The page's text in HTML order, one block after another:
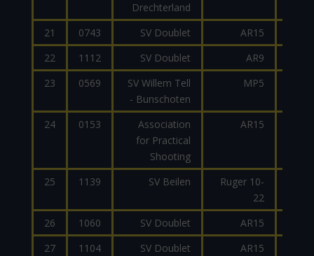
Drechterland
21 0743 SV Doublet AR15
22
1112 SV Doublet AR9
23
0569
SV Willem Tell
- Bunschoten
MP5
24 0153
Association
for Practical
Shooting
AR15
25 1139 SV Beilen
Ruger 10-
22
26 1060 SV Doublet AR15
27
1104 SV Doublet AR15